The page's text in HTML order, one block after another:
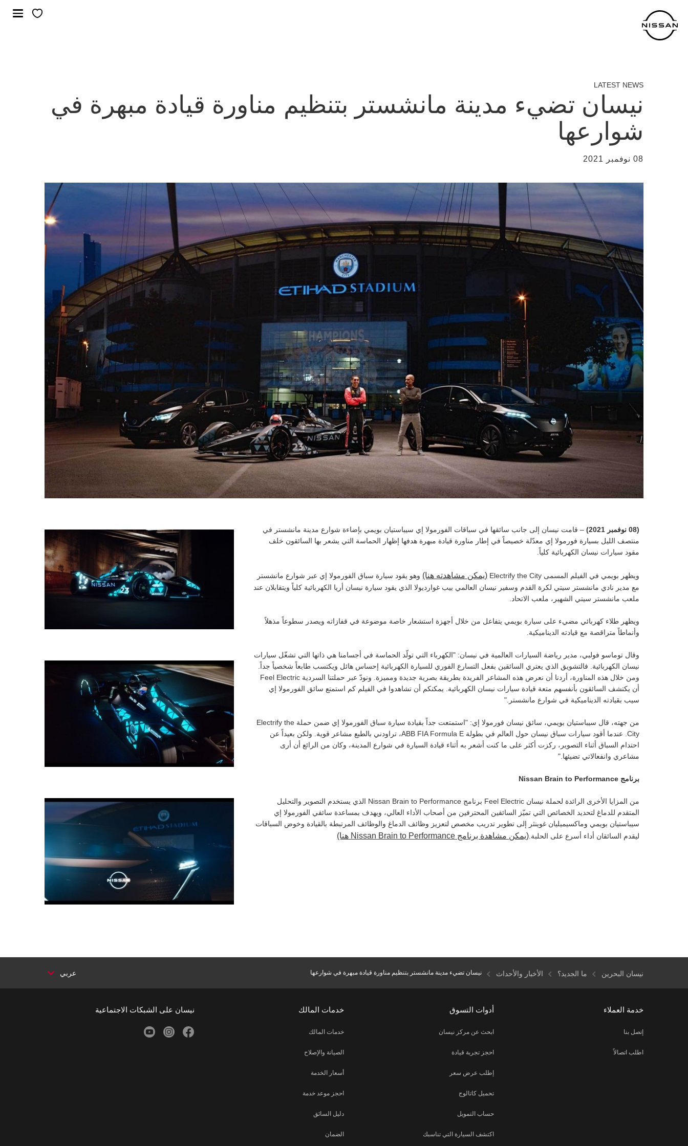
المحتوى
الرئيسي
LATEST NEWS
نيسان تضيء مدينة مانشستر بتنظيم مناورة قيادة مبهرة في
شوارعها
08 نوفمبر 2021
(08 نوفمبر 2021)
– قامت نيسان إلى جانب سائقها في سباقات الفورمولا إي سيباستيان بويمي بإضاءة شوارع مدينة مانشستر في
منتصف الليل بسيارة فورمولا إي معدّلة خصيصاً في إطار مناورة قيادة مبهرة هدفها إظهار الحماسة التي يشعر بها السائقون خلف
مقود سيارات نيسان الكهربائية كلياً.
ويظهر بويمي في الفيلم المسمى Electrify the City (يمكن مشاهدته هنا) وهو يقود سيارة سباق الفورمولا إي عبر شوارع مانشستر
مع مدير نادي مانشستر سيتي لكرة القدم وسفير نيسان العالمي بيب غوارديولا الذي يقود سيارة نيسان أريا الكهربائية كلياً ويتقابلان عند
ملعب مانشستر سيتي الشهير، ملعب الاتحاد.
ويظهر طلاء كهربائي مضيء على سيارة بويمي يتفاعل من خلال أجهزة استشعار خاصة موضوعة في قفازاته ويصدر سطوعاً مذهلاً
وأنماطاً متراقصة مع قيادته الديناميكية.
وقال توماسو فولبي، مدير رياضة السيارات العالمية في نيسان: "الكهرباء التي تولّد الحماسة في أجسامنا هي ذاتها التي تشغّل سيارات
نيسان الكهربائية. فالتشويق الذي يعتري السائقين بفعل التسارع الفوري للسيارة الكهربائية إحساس هائل ويكتسب طابعاً شخصياً جداً.
ومن خلال هذه المناورة، أردنا أن نعرض هذه المشاعر الفريدة بطريقة بصرية جديدة ومميزة. ونودّ عبر حملتنا السردية Feel Electric
أن يكتشف السائقون بأنفسهم متعة قيادة سيارات نيسان الكهربائية. يمكنكم أن تشاهدوا في الفيلم كم استمتع سائق الفورمولا إي
سيب بقيادته الديناميكية في شوارع مانشستر."
من جهته، قال سيباستيان بويمي، سائق نيسان فورمولا إي: "استمتعت جداً بقيادة سيارة سباق الفورمولا إي ضمن حملة Electrify the
City. عندما أقود سيارات سباق نيسان حول العالم في بطولة ABB FIA Formula E، تراودني بالطبع مشاعر قوية. ولكن بعيداً عن
احتدام السباق أثناء التصوير، ركزت أكثر على ما كنت أشعر به أثناء قيادة السيارة في شوارع المدينة، وكان من الرائع أن أرى
مشاعري وانفعالاتي تضيئها."
برنامج Nissan Brain to Performance
من المزايا الأخرى الرائدة لحملة نيسان Feel Electric برنامج Nissan Brain to Performance الذي يستخدم التصوير والتحليل
المتقدم للدماغ لتحديد الخصائص التي تميّز السائقين المحترفين من أصحاب الأداء العالي، ويهدف بمساعدة سائقي الفورمولا إي
سيباستيان بويمي وماكسيميليان غوينثر إلى تطوير تدريب مخصص لتعزيز وظائف الدماغ والوظائف المرتبطة بالقيادة وخوض السباقات
ليقدم السائقان أداء أسرع على الحلبة.(يمكن مشاهدة برنامج Nissan Brain to Performance هنا)
نيسان البحرين ما الجديد؟ الأخبار والأحداث نيسان تضيء مدينة مانشستر بتنظيم مناورة قيادة مبهرة في شوارعها عربي
خدمة العملاء
إتصل بنا
اطلب اتصالاً
أدوات التسوق
ابحث عن مركز نيسان
احجز تجربة قيادة
إطلب عرض سعر
تحميل كاتالوج
حساب التمويل
اكتشف السيارة التي تناسبك
خدمات المالك
خدمات المالك
الصيانة والإصلاح
أسعار الخدمة
احجز موعد خدمة
دليل السائق
الضمان
نيسان على الشبكات الاجتماعية
facebook
instagram